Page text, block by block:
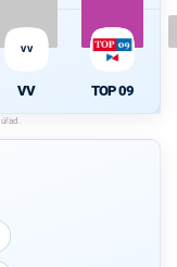
VV
VV TOP 09